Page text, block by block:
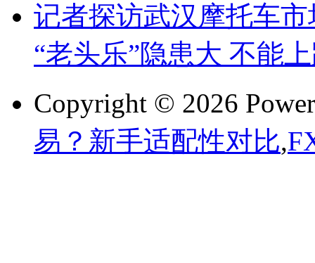
记者探访武汉摩托车
“老头乐”隐患大 不能
Copyright © 2026
易？新手适配性对比,